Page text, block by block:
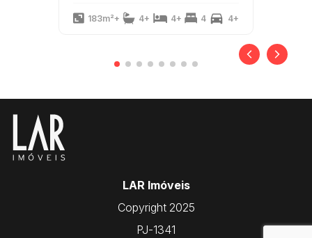
183m²+ 4+ 4+ 4 4+
LAR Imóveis
Copyright 2025
PJ-1341